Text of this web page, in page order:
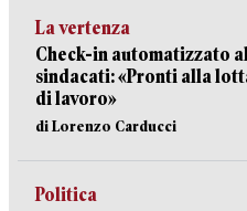
La vertenza
Check-in automatizzato
sindacati: «Pronti alla
di lavoro»
di Lorenzo Carducci
Politica